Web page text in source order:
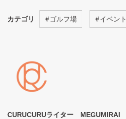
カテゴリ #ゴルフ場 #イベント
CURUCURUライター MEGUMIRAI